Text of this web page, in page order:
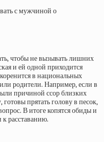
чтобы не вызывать лишних
и ей одной приходится
в национальных
родители. Например, если в
причиной ссор близких
прятать голову в песок,
В итоге копятся обиды и
к расставанию.